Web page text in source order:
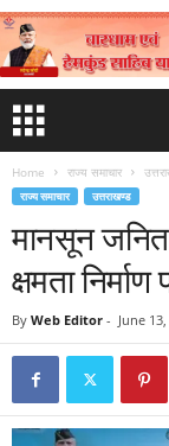
Home राज्य समाचार
राज्य समाचार उत्तराखण्ड
मानसून
क्षमता
By Web Editor - June